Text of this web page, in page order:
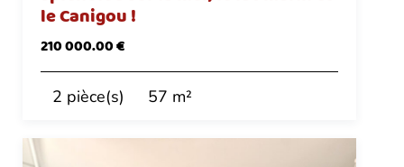
le Canigou !
210 000.00 €
2 pièce(s) 57 m²